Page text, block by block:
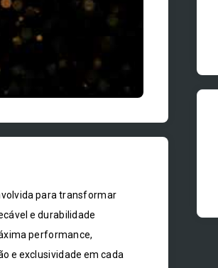
para transformar
e durabilidade
performance,
e exclusividade em cada